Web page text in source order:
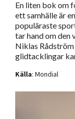
En liten bok om
ett samhälle är
populäraste
tar hand om den
Niklas
glidtacklingar
Källa: Mondial